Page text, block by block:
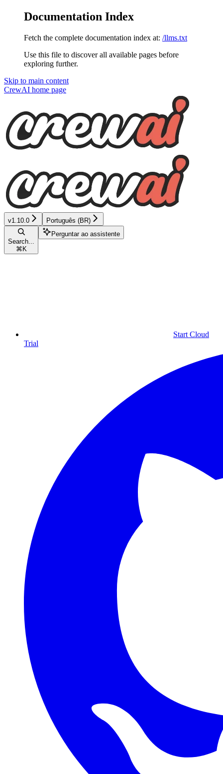
Documentation Index
Fetch the complete documentation index at: /llms.txt
Use this file to discover all available pages before
exploring further.
Skip to main content
CrewAI home page
v1.10.0 Português (BR)
Search...
⌘ K
Perguntar ao assistente
Start Cloud
Trial